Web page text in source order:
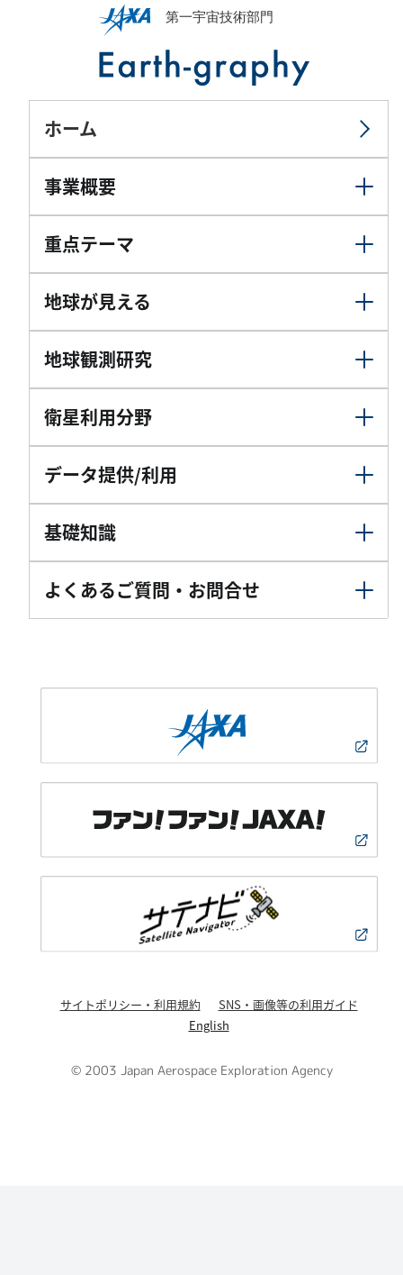
ホーム
事業概要
重点テーマ
地球が見える
地球観測研究
衛星利用分野
データ提供/利用
基礎知識
よくあるご質問・お問合せ
サイトポリシー・利用規約
SNS・画像等の利用ガイド
English
© 2003 Japan Aerospace Exploration Agency